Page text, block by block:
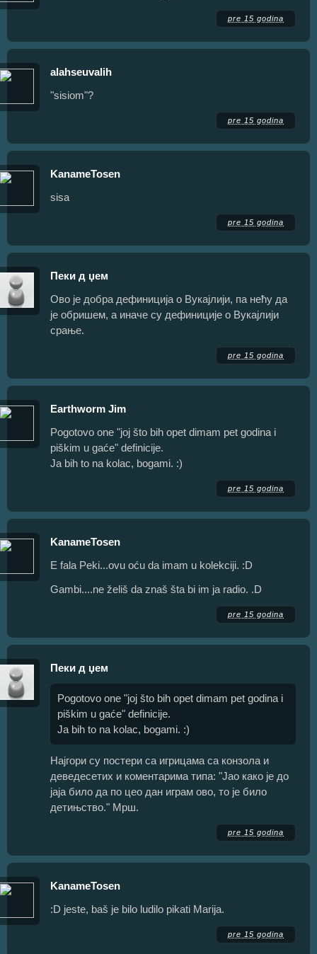
pre 15 godina
alahseuvalih
"sisiom"?
pre 15 godina
KanameTosen
sisa
pre 15 godina
Пеки д џем
Ово је добра дефиниција о Вукајлији, па нећу да
је обришем, а иначе су дефиниције о Вукајлији
срање.
pre 15 godina
Earthworm Jim
Pogotovo one "joj što bih opet dimam pet godina i
piškim u gaće" definicije.
Ja bih to na kolac, bogami. :)
pre 15 godina
KanameTosen
E fala Peki...ovu oću da imam u kolekciji. :D
Gambi....ne želiš da znaš šta bi im ja radio. .D
pre 15 godina
Пеки д џем
Pogotovo one "joj što bih opet dimam pet godina i
piškim u gaće" definicije.
Ja bih to na kolac, bogami. :)
Најгори су постери са игрицама са конзола и
деведесетих и коментарима типа: "Јао како је до
јаја било да по цео дан играм ово, то је било
детињство." Мрш.
pre 15 godina
KanameTosen
:D jeste, baš je bilo ludilo pikati Marija.
pre 15 godina